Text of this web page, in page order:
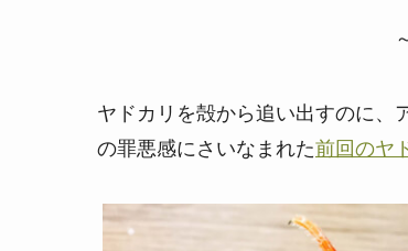
ヤドカリを殻から追い出すのに、
の罪悪感にさいなまれた前回のヤ